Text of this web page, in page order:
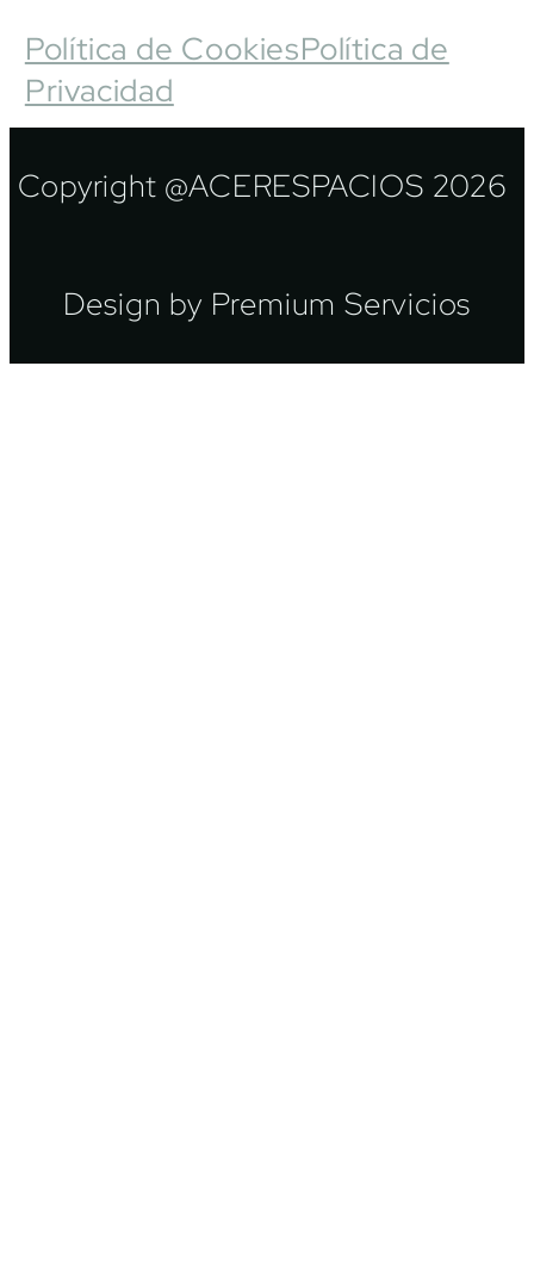
Política de CookiesPolítica de
Privacidad
Copyright @ACERESPACIOS 2026
Design by Premium Servicios